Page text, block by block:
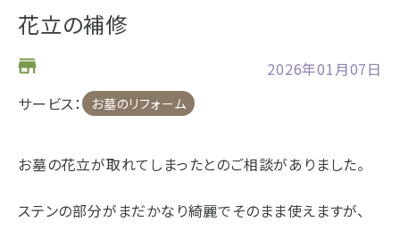
駐車場
駐車場12台駐車可能
浜松店の店舗情報
お仏壇
仏具
花立の補修
2026年01月07日
サービス：
お墓のリフォーム
お墓の花立が取れてしまったとのご相談がありました。
ステンの部分がまだかなり綺麗でそのまま使えますが、